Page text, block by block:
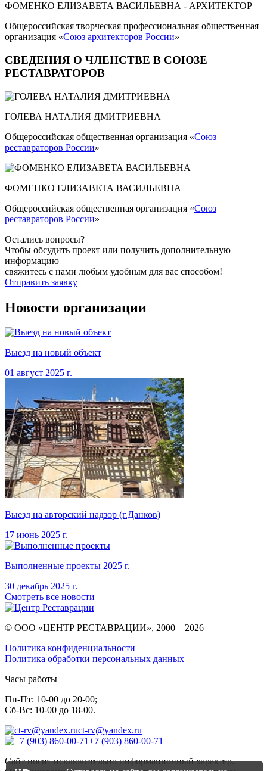
ФОМЕНКО ЕЛИЗАВЕТА ВАСИЛЬЕВНА - АРХИТЕКТОР
Общероссийская творческая профессиональная общественная
организация «Союз архитекторов России»
СВЕДЕНИЯ О ЧЛЕНСТВЕ В СОЮЗЕ
РЕСТАВРАТОРОВ
ГОЛЕВА НАТАЛИЯ ДМИТРИЕВНА
Общероссийская общественная организация «Союз
реставраторов России»
ФОМЕНКО ЕЛИЗАВЕТА ВАСИЛЬЕВНА
Общероссийская общественная организация «Союз
реставраторов России»
Остались вопросы?
Чтобы обсудить проект или получить дополнительную
информацию
свяжитесь с нами любым удобным для вас способом!
Отправить заявку
Новости организации
Выезд на новый объект
01 август 2025 г.
Выезд на авторский надзор (г.Данков)
17 июнь 2025 г.
Выполненные проекты 2025 г.
30 декабрь 2025 г.
Смотреть все новости
© ООО «ЦЕНТР РЕСТАВРАЦИИ», 2000—2026
Политика конфиденциальности
Политика обработки персональных данных
Часы работы
Пн-Пт: 10-00 до 20-00;
Сб-Вс: 10-00 до 18-00.
ct-rv@yandex.ru
+7 (903) 860-00-71
Сайт носит исключительно информационный характер.